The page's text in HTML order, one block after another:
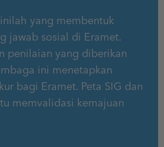
yang membentuk
jawab sosial di Eramet.
penilaian yang diberikan
ini menetapkan
bagi Eramet. Peta SIG dan
memvalidasi kemajuan